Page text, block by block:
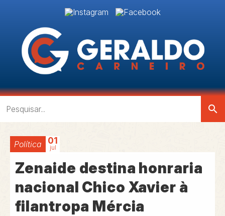
search
Política 01
jul
Zenaide destina honraria
nacional Chico Xavier à
filantropa Mércia